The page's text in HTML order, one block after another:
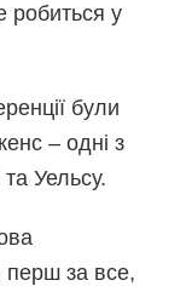
робиться у
були
– одні з
та Уельсу.
перш за все,